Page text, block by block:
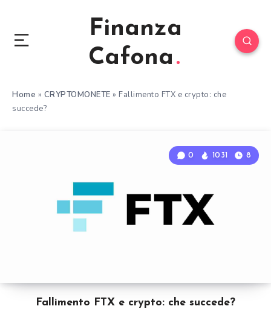
Finanza
Cafona
Home » CRYPTOMONETE » Fallimento FTX e crypto: che
succede?
0 1031 8
Fallimento FTX e crypto: che succede?